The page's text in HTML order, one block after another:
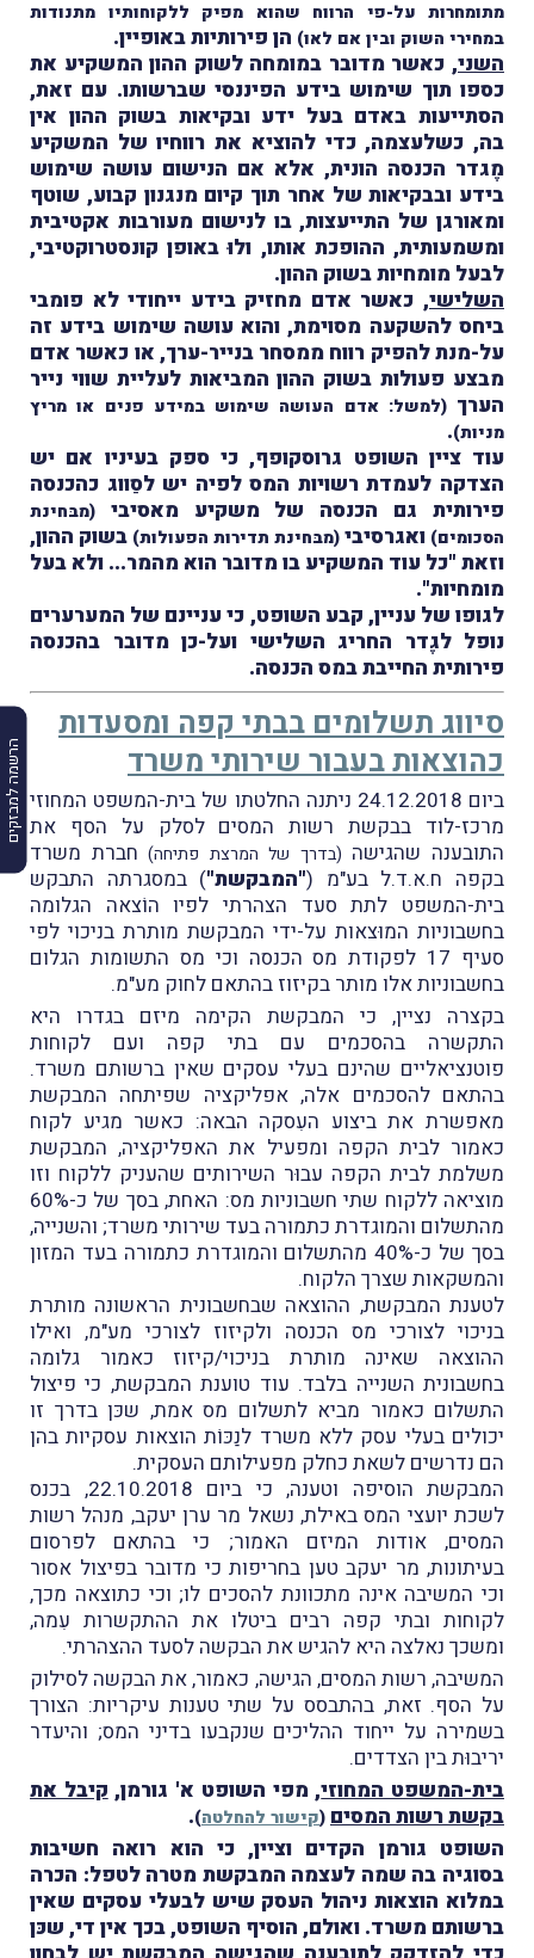
הרשמה למבזקים
מתומחרות על-פי הרווח שהוא מפיק ללקוחותיו מתנודות
במחירי השוק ובין אם לאו) הן פירותיות באופיין.
השני, כאשר מדובר במומחה לשוק ההון המשקיע את
כספו תוך שימוש בידע הפיננסי שברשותו. עם זאת,
הסתייעות באדם בעל ידע ובקיאות בשוק ההון אין
בה, כשלעצמה, כדי להוציא את רווחיו של המשקיע
מֶגדר הכנסה הונית, אלא אם הנישום עושה שימוש
בידע ובבקיאות של אחר תוך קיום מנגנון קבוע, שוטף
ומאורגן של התייעצות, בו לנישום מעורבות אקטיבית
ומשמעותית, ההופכת אותו, ולוּ באופן קונסטרוקטיבי,
לבעל מומחיות בשוק ההון.
השלישי, כאשר אדם מחזיק בידע ייחודי לא פומבי
ביחס להשקעה מסוימת, והוא עושה שימוש בידע זה
על-מנת להפיק רווח ממסחר בנייר-ערך, או כאשר אדם
מבצע פעולות בשוק ההון המביאות לעליית שווי נייר
הערך(למשל: אדם העושה שימוש במידע פנים או מריץ
מניות).
עוד ציין השופט גרוסקופף, כי ספק בעיניו אם יש
הצדקה לעמדת רשויות המס לפיה יש לסַווג כהכנסה
פירותית גם הכנסה של משקיע מאסיבי (מבּחינת
הסכומים) ואגרסיבי(מבּחינת תדירות הפעולות) בשוק ההון,
וזאת "כל עוד המשקיע בו מדובר הוא מהמר... ולא בעל
מומחיות".
לגופו של עניין, קבע השופט, כי עניינם של המערערים
נופל לגֶדר החריג השלישי ועל-כן מדובר בהכנסה
פירותית החייבת במס הכנסה.
סיווג תשלומים בבתי קפה ומסעדות
כהוצאות בעבור שירותי משרד
ביום 24.12.2018 ניתנה החלטתו של בית-המשפט המחוזי
מרכז-לוד בבקשת רשות המסים לסלק על הסף את
התובענה שהגישה (בדרך של המרצת פתיחה)חברת משרד
בקפה ח.א.ד.ל בע"מ ("המבקשת") במסגרתה התבקש
בית-המשפט לתת סעד הצהרתי לפיו הוֹצאה הגלומה
בחשבוניות המוּצאות על-ידי המבקשת מותרת בניכוי לפי
סעיף 17 לפקודת מס הכנסה וכי מס התשומות הגלום
בחשבוניות אלו מותר בקיזוז בהתאם לחוק מע"מ.
בקצרה נציין, כי המבקשת הקימה מיזם בגדרו היא
התקשרה בהסכמים עם בתי קפה ועם לקוחות
פוטנציאליים שהינם בעלי עסקים שאין ברשותם משרד.
בהתאם להסכמים אלה, אפליקציה שפיתחה המבקשת
מאפשרת את ביצוע העִסקה הבאה: כאשר מגיע לקוח
כאמור לבית הקפה ומפעיל את האפליקציה, המבקשת
משלמת לבית הקפה עבוּר השירותים שהעניק ללקוח וזו
מוציאה ללקוח שתי חשבוניות מס: האחת, בסך של כ-60%
מהתשלום והמוגדרת כתמורה בעד שירותי משרד; והשנייה,
בסך של כ-40% מהתשלום והמוגדרת כתמורה בעד המזון
והמשקאות שצרך הלקוח.
לטענת המבקשת, ההוצאה שבחשבונית הראשונה מותרת
בניכוי לצורכי מס הכנסה ולקיזוז לצורכי מע"מ, ואילו
ההוצאה שאינה מותרת בניכוי/קיזוז כאמור גלומה
בחשבונית השנייה בלבד. עוד טוענת המבקשת, כי פיצול
התשלום כאמור מביא לתשלום מס אמת, שכּן בדרך זו
יכולים בעלי עסק ללא משרד לנַכּוֹת הוצאות עסקיות בהן
הם נדרשים לשאת כחלק מפעילותם העסקית.
המבקשת הוסיפה וטענה, כי ביום 22.10.2018, בכנס
לשכת יועצי המס באילת, נשאל מר ערן יעקב, מנהל רשות
המסים, אודות המיזם האמור; כי בהתאם לפרסום
בעיתונות, מר יעקב טען בחריפות כי מדובר בפיצול אסור
וכי המשיבה אינה מתכוונת להסכים לו; וכי כתוצאה מכך,
לקוחות ובתי קפה רבים ביטלו את ההתקשרות עִמה,
ומשכך נאלצה היא להגיש את הבקשה לסעד ההצהרתי.
המשיבה, רשות המסים, הגישה, כאמור, את הבקשה לסילוק
על הסף. זאת, בהתבסס על שתי טענות עיקריות: הצורך
בשמירה על ייחוד ההליכים שנקבעו בדיני המס; והיעדר
יריבוּת בין הצדדים.
בית-המשפט המחוזי, מפי השופט א' גורמן,קיבל את
בקשת רשות המסים(קישור להחלטה)
.
השופט גורמן הקדים וציין, כי הוא רואה חשיבות
בסוגיה בה שמה לעצמה המבקשת מטרה לטפל: הכרה
במלוא הוצאות ניהול העסק שיש לבעלי עסקים שאין
ברשותם משרד. ואולם, הוסיף השופט, בכך אין די, שכּן